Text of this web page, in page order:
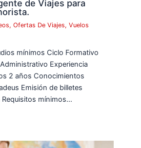
de Viajes para
,Ofertas De Viajes,Vuelos
mínimos Ciclo Formativo
Experiencia
2 años Conocimientos
Emisión de billetes
Requisitos mínimos…